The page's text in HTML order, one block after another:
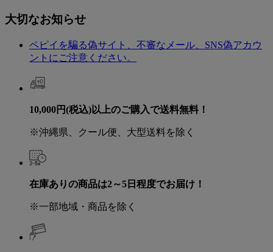
大切なお知らせ
ペピイを騙る偽サイト、不審なメール、SNS偽アカウ
ントにご注意ください。
10,000円(税込)以上のご購入で送料無料！
※沖縄県、クール便、大型送料を除く
在庫ありの商品は2～5日程度でお届け！
※一部地域・商品を除く